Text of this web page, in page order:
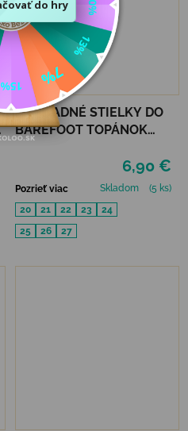
NÁHRADNÉ STIELKY DO
BAREFOOT TOPÁNOK
6,90 €
Pozrieť viac Skladom
(5 ks)
20
21 22 23
24
25
26 27